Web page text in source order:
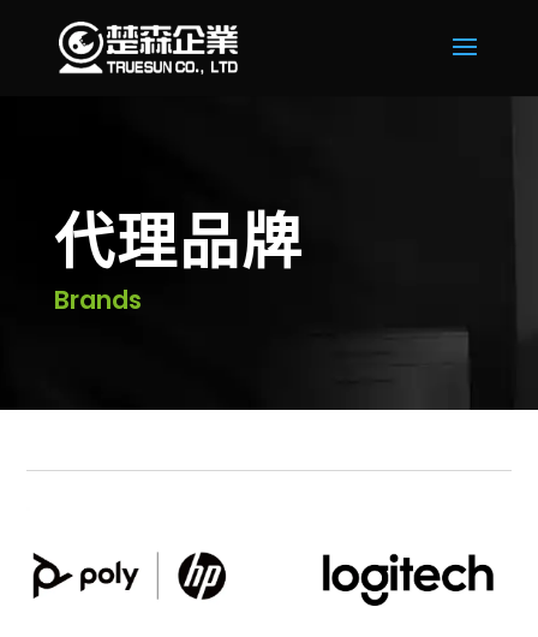
代理品牌
Brands